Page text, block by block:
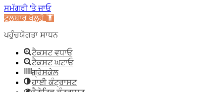
ਸਮੱਗਰੀ 'ਤੇ ਜਾਓ
ਟੂਲਬਾਰ ਖੋਲ੍ਹੋ
ਪਹੁੰਚਯੋਗਤਾ ਸਾਧਨ
ਟੈਕਸਟ ਵਧਾਓ
ਟੈਕਸਟ ਘਟਾਓ
ਗ੍ਰੇਸਕੇਲ
ਹਾਈ ਕੰਟ੍ਰਾਸਟ